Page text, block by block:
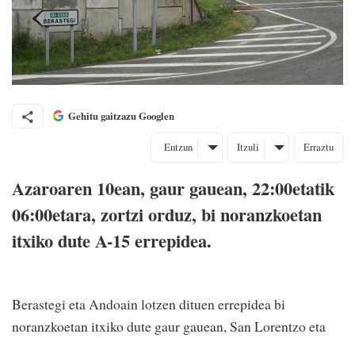
Gehitu gaitzazu Googlen
Entzun Itzuli Erraztu
Azaroaren 10ean, gaur gauean, 22:00etatik
06:00etara, zortzi orduz, bi noranzkoetan
itxiko dute A-15 errepidea.
Berastegi eta Andoain lotzen dituen errepidea bi
noranzkoetan itxiko dute gaur gauean, San Lorentzo eta